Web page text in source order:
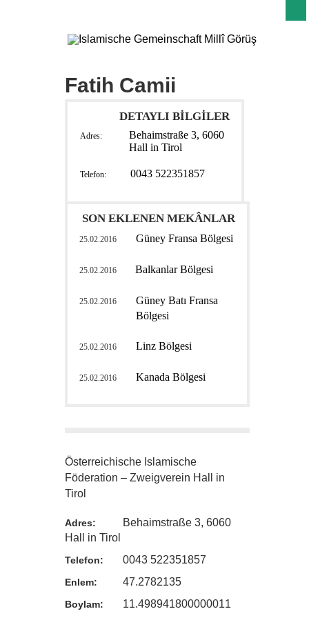
Fatih Camii
DETAYLI BİLGİLER
Adres:
Behaimstraße 3, 6060
Hall in Tirol
Telefon: 0043 522351857
SON EKLENEN MEKÂNLAR
25.02.2016 Güney Fransa Bölgesi
25.02.2016 Balkanlar Bölgesi
25.02.2016
Güney Batı Fransa
Bölgesi
25.02.2016 Linz Bölgesi
25.02.2016 Kanada Bölgesi
Österreichische Islamische
Föderation – Zweigverein Hall in
Tirol
Adres:
Behaimstraße 3, 6060
Hall in Tirol
Telefon: 0043 522351857
Enlem: 47.2782135
Boylam: 11.498941800000011